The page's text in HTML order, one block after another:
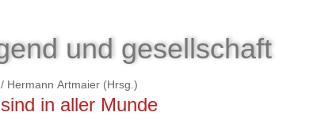
und gesellschaft
/ Hermann Artmaier (Hrsg.)
in aller Munde